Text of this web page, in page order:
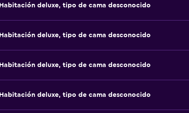
Habitación deluxe, tipo de cama desconocido
Habitación deluxe, tipo de cama desconocido
Habitación deluxe, tipo de cama desconocido
Habitación deluxe, tipo de cama desconocido